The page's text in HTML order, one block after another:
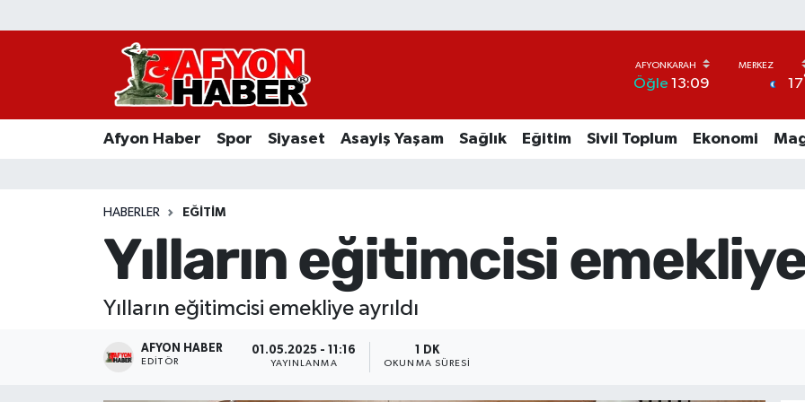
Öğle 13:09 17
Afyon Haber Spor Siyaset Asayiş Yaşam Sağlık Eğitim Sivil Toplum Ekonomi
HABERLER EĞITIM
Yılların eğitimcisi emekliye
Yılların eğitimcisi emekliye ayrıldı
AFYON HABER
EDITÖR
01.05.2025 - 11:16
YAYINLANMA
1 DK
OKUNMA SÜRESI
Afyon Haber
Asayiş Yaşam